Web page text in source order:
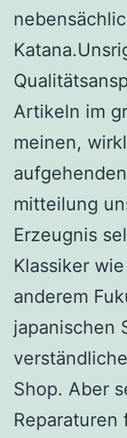
Artikeln im
meinen,
mitteilung
Erzeugnis
Klassiker
anderem
japanischen
Shop. Aber